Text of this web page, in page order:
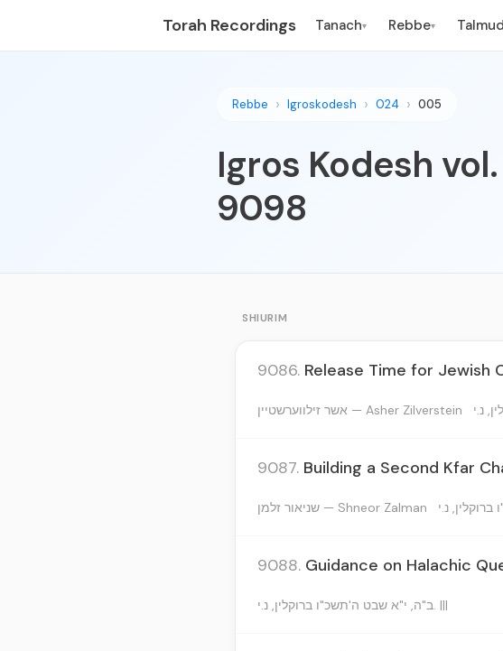
Torah Recordings Tanach▾ Rebbe▾ Talmud
Rebbe Igroskodesh 024 005
Igros Kodesh
9098
SHIURIM
9086. Release Time for
אשר זילווערשטיין — Asher Zilverstein
9087. Building a Second Kfar
שניאור זלמן — Shneor Zalman
9088. Guidance on Halachic
ב"ה, י"א שבט ה'תשכ"ו ברוקלין, נ.י. |||